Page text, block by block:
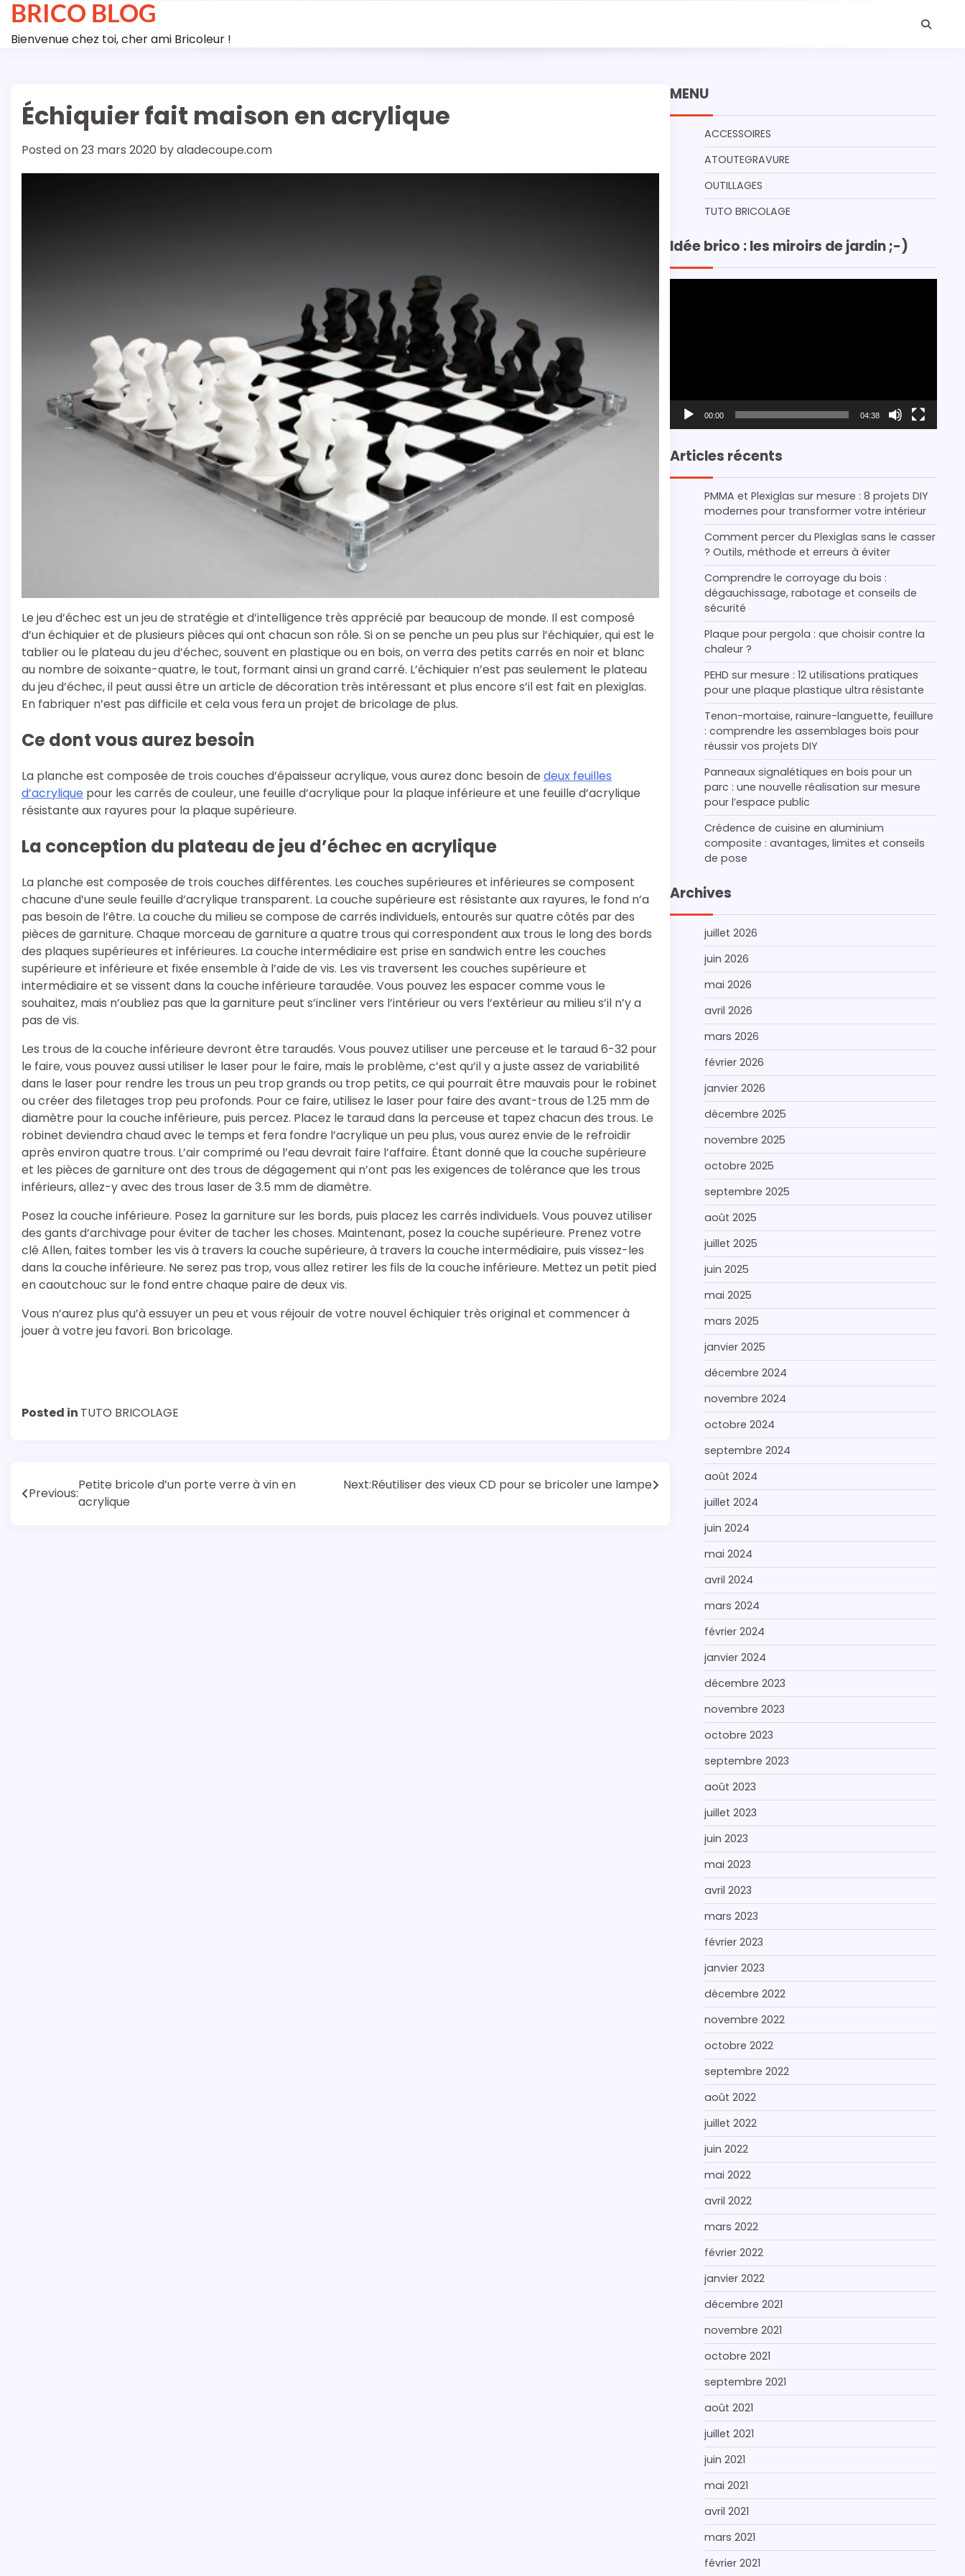
Skip
content
BRICO BLOG
Bienvenue chez toi, cher ami Bricoleur !
Échiquier fait maison en acrylique
Posted on23 mars 2020 byaladecoupe.com
Le jeu d’échec est un jeu de stratégie et d’intelligence très apprécié par beaucoup de monde. Il est composé
d’un échiquier et de plusieurs pièces qui ont chacun son rôle. Si on se penche un peu plus sur l’échiquier, qui est le
tablier ou le plateau du jeu d’échec, souvent en plastique ou en bois, on verra des petits carrés en noir et blanc
au nombre de soixante-quatre, le tout, formant ainsi un grand carré. L’échiquier n’est pas seulement le plateau
du jeu d’échec, il peut aussi être un article de décoration très intéressant et plus encore s’il est fait en plexiglas.
En fabriquer n’est pas difficile et cela vous fera un projet de bricolage de plus.
Ce dont vous aurez besoin
La planche est composée de trois couches d’épaisseur acrylique, vous aurez donc besoin de deux feuilles
d’acrylique pour les carrés de couleur, une feuille d’acrylique pour la plaque inférieure et une feuille d’acrylique
résistante aux rayures pour la plaque supérieure.
La conception du plateau de jeu d’échec en acrylique
La planche est composée de trois couches différentes. Les couches supérieures et inférieures se composent
chacune d’une seule feuille d’acrylique transparent. La couche supérieure est résistante aux rayures, le fond n’a
pas besoin de l’être. La couche du milieu se compose de carrés individuels, entourés sur quatre côtés par des
pièces de garniture. Chaque morceau de garniture a quatre trous qui correspondent aux trous le long des bords
des plaques supérieures et inférieures. La couche intermédiaire est prise en sandwich entre les couches
supérieure et inférieure et fixée ensemble à l’aide de vis. Les vis traversent les couches supérieure et
intermédiaire et se vissent dans la couche inférieure taraudée. Vous pouvez les espacer comme vous le
souhaitez, mais n’oubliez pas que la garniture peut s’incliner vers l’intérieur ou vers l’extérieur au milieu s’il n’y a
pas de vis.
Les trous de la couche inférieure devront être taraudés. Vous pouvez utiliser une perceuse et le taraud 6-32 pour
le faire, vous pouvez aussi utiliser le laser pour le faire, mais le problème, c’est qu’il y a juste assez de variabilité
dans le laser pour rendre les trous un peu trop grands ou trop petits, ce qui pourrait être mauvais pour le robinet
ou créer des filetages trop peu profonds. Pour ce faire, utilisez le laser pour faire des avant-trous de 1.25 mm de
diamètre pour la couche inférieure, puis percez. Placez le taraud dans la perceuse et tapez chacun des trous. Le
robinet deviendra chaud avec le temps et fera fondre l’acrylique un peu plus, vous aurez envie de le refroidir
après environ quatre trous. L’air comprimé ou l’eau devrait faire l’affaire. Étant donné que la couche supérieure
et les pièces de garniture ont des trous de dégagement qui n’ont pas les exigences de tolérance que les trous
inférieurs, allez-y avec des trous laser de 3.5 mm de diamètre.
Posez la couche inférieure. Posez la garniture sur les bords, puis placez les carrés individuels. Vous pouvez utiliser
des gants d’archivage pour éviter de tacher les choses. Maintenant, posez la couche supérieure. Prenez votre
clé Allen, faites tomber les vis à travers la couche supérieure, à travers la couche intermédiaire, puis vissez-les
dans la couche inférieure. Ne serez pas trop, vous allez retirer les fils de la couche inférieure. Mettez un petit pied
en caoutchouc sur le fond entre chaque paire de deux vis.
Vous n’aurez plus qu’à essuyer un peu et vous réjouir de votre nouvel échiquier très original et commencer à
jouer à votre jeu favori. Bon bricolage.
Posted in TUTO BRICOLAGE
Navigation
Previous:
Petite bricole d’un porte verre à vin en
acrylique
Next:Réutiliser des vieux CD pour se bricoler une lampe
MENU
ACCESSOIRES
ATOUTEGRAVURE
OUTILLAGES
TUTO BRICOLAGE
Idée brico : les miroirs de jardin ;-)
00:00 04:38
Articles récents
PMMA et Plexiglas sur mesure : 8 projets DIY
modernes pour transformer votre intérieur
Comment percer du Plexiglas sans le casser
? Outils, méthode et erreurs à éviter
Comprendre le corroyage du bois :
dégauchissage, rabotage et conseils de
sécurité
Plaque pour pergola : que choisir contre la
chaleur ?
PEHD sur mesure : 12 utilisations pratiques
pour une plaque plastique ultra résistante
Tenon-mortaise, rainure-languette, feuillure
: comprendre les assemblages bois pour
réussir vos projets DIY
Panneaux signalétiques en bois pour un
parc : une nouvelle réalisation sur mesure
pour l’espace public
Crédence de cuisine en aluminium
composite : avantages, limites et conseils
de pose
Archives
juillet 2026
juin 2026
mai 2026
avril 2026
mars 2026
février 2026
janvier 2026
décembre 2025
novembre 2025
octobre 2025
septembre 2025
août 2025
juillet 2025
juin 2025
mai 2025
mars 2025
janvier 2025
décembre 2024
novembre 2024
octobre 2024
septembre 2024
août 2024
juillet 2024
juin 2024
mai 2024
avril 2024
mars 2024
février 2024
janvier 2024
décembre 2023
novembre 2023
octobre 2023
septembre 2023
août 2023
juillet 2023
juin 2023
mai 2023
avril 2023
mars 2023
février 2023
janvier 2023
décembre 2022
novembre 2022
octobre 2022
septembre 2022
août 2022
juillet 2022
juin 2022
mai 2022
avril 2022
mars 2022
février 2022
janvier 2022
décembre 2021
novembre 2021
octobre 2021
septembre 2021
août 2021
juillet 2021
juin 2021
mai 2021
avril 2021
mars 2021
février 2021